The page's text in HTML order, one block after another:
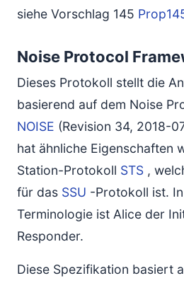
siehe Vorschlag 145
Noise Protocol
Dieses Protokoll stellt die
basierend auf dem Noise
NOISE (Revision 34, 2018-
hat ähnliche Eigenschaften
Station-Protokoll STS ,
für das SSU -Protokoll ist.
Terminologie ist Alice der
Responder.
Diese Spezifikation basiert